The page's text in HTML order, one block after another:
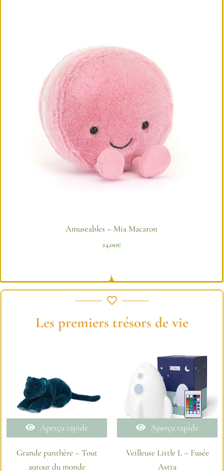
Amuseables – Mia Macaron
24,00€
Les premiers trésors de vie
Aperçu rapide
Grande panthère – Tout
autour du monde
Aperçu rapide
Veilleuse Little L – Fusée
Astra